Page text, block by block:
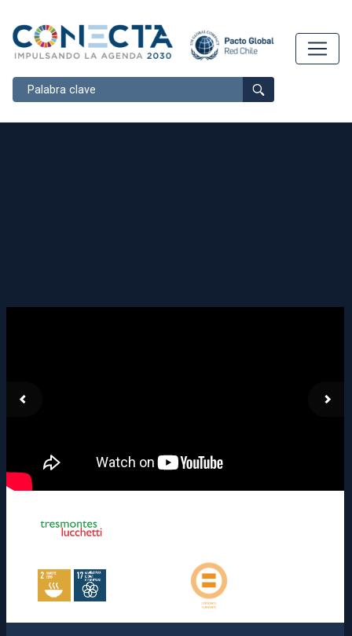
Buscar